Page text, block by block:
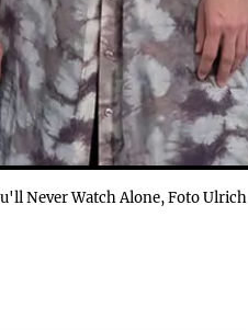
Never Watch Alone, Foto Ulrich